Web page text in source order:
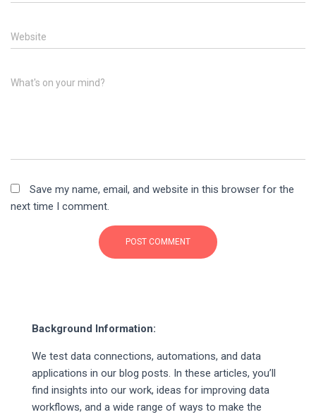
Website
What's on your mind?
Save my name, email, and website in this browser for the
next time I comment.
Background Information:
We test data connections, automations, and data
applications in our blog posts. In these articles, you’ll
find insights into our work, ideas for improving data
workflows, and a wide range of ways to make the